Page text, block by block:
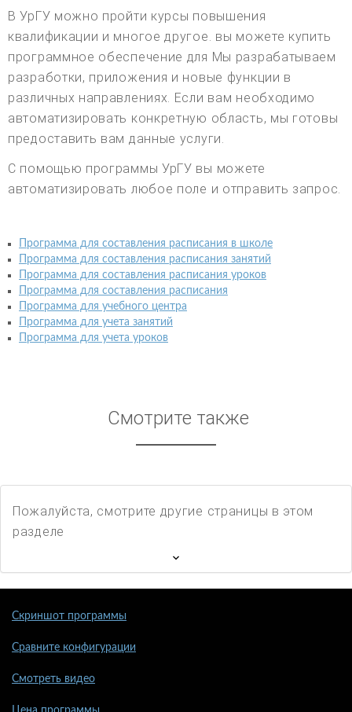
В УрГУ можно пройти курсы повышения
квалификации и многое другое. вы можете купить
программное обеспечение для Мы разрабатываем
разработки, приложения и новые функции в
различных направлениях. Если вам необходимо
автоматизировать конкретную область, мы готовы
предоставить вам данные услуги.
С помощью программы УрГУ вы можете
автоматизировать любое поле и отправить запрос.
Программа для составления расписания в школе
Программа для составления расписания занятий
Программа для составления расписания уроков
Программа для составления расписания
Программа для учебного центра
Программа для учета занятий
Программа для учета уроков
Смотрите также
Пожалуйста, смотрите другие страницы в этом
разделе
Скриншот программы
Сравните конфигурации
Смотреть видео